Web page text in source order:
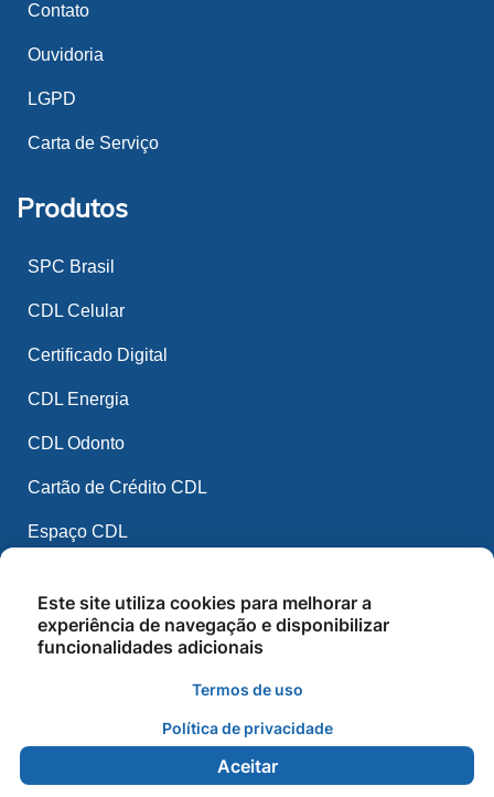
Contato
Ouvidoria
LGPD
Carta de Serviço
Produtos
SPC Brasil
CDL Celular
Certificado Digital
CDL Energia
CDL Odonto
Cartão de Crédito CDL
Espaço CDL
CDL IA
Este site utiliza cookies para melhorar a
experiência de navegação e disponibilizar
funcionalidades adicionais
Termos de uso
Política de privacidade
Aceitar